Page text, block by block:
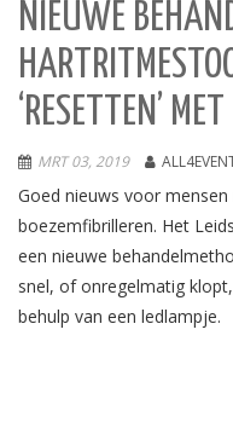
NIEUWE
‘RESETTEN’
MRT 03, 2019
Goed nieuws voor
boezemfibrilleren. Het
een nieuwe
snel, of onregelmatig
behulp van een ledlampje.